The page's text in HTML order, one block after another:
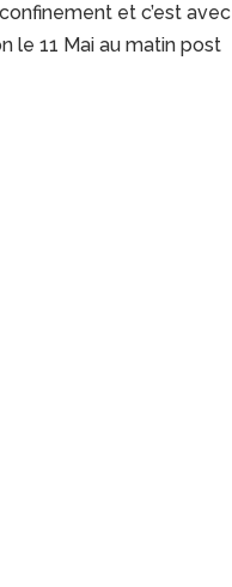
et c’est avec
le 11 Mai au matin post